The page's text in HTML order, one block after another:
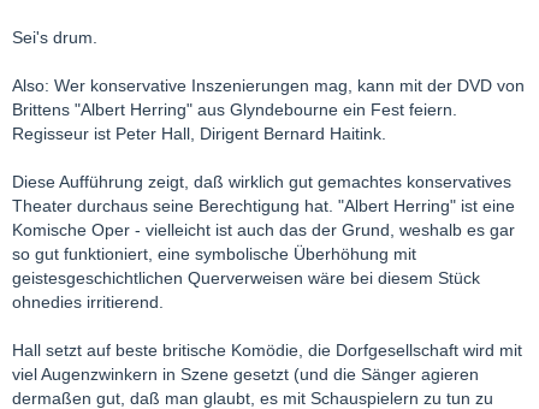
Sei's drum.
Also: Wer konservative Inszenierungen mag, kann mit der DVD von
Brittens "Albert Herring" aus Glyndebourne ein Fest feiern.
Regisseur ist Peter Hall, Dirigent Bernard Haitink.
Diese Aufführung zeigt, daß wirklich gut gemachtes konservatives
Theater durchaus seine Berechtigung hat. "Albert Herring" ist eine
Komische Oper - vielleicht ist auch das der Grund, weshalb es gar
so gut funktioniert, eine symbolische Überhöhung mit
geistesgeschichtlichen Querverweisen wäre bei diesem Stück
ohnedies irritierend.
Hall setzt auf beste britische Komödie, die Dorfgesellschaft wird mit
viel Augenzwinkern in Szene gesetzt (und die Sänger agieren
dermaßen gut, daß man glaubt, es mit Schauspielern zu tun zu